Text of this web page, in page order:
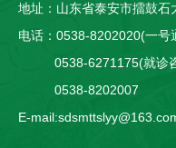
地址：山东省泰安市擂鼓石
电话：0538-8202020(一号
0538-6271175(就诊咨
0538-8202007
E-